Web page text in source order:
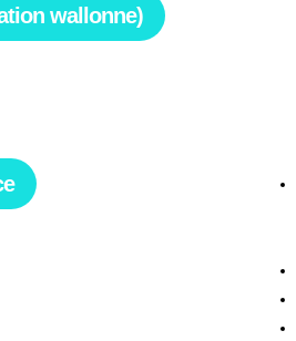
wallonne)